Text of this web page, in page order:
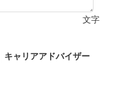
文字
キャリアアドバイザー